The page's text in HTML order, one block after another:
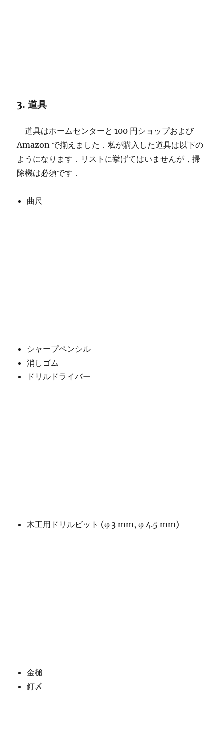
3. 道具
道具はホームセンターと 100 円ショップおよび
Amazon で揃えました．私が購入した道具は以下の
ようになります．リストに挙げてはいませんが，掃
除機は必須です．
曲尺
シャープペンシル
消しゴム
ドリルドライバー
木工用ドリルビット (φ 3 mm, φ 4.5 mm)
金槌
釘〆